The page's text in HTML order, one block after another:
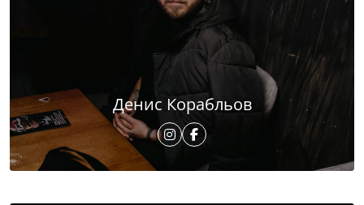
Денис Корабльов